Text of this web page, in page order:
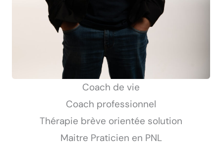
Coach de vie
Coach professionnel
Thérapie brève orientée solution
Maitre Praticien en PNL